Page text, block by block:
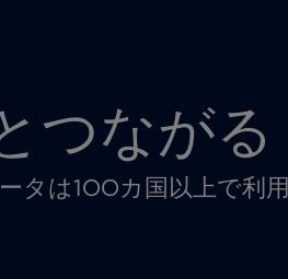
つながる
タは100カ国以上で利